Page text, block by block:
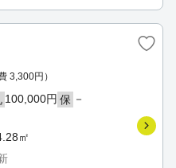
3,300円）
100,000円 保 －
㎡